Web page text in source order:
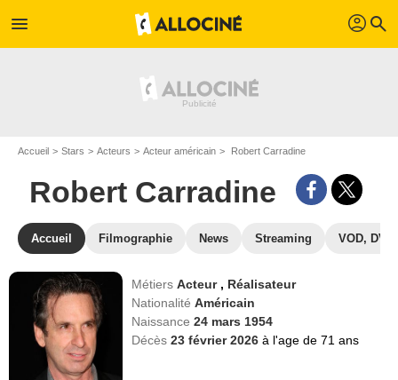
menu profil search
Accueil Stars Acteurs Acteur américain Robert Carradine
Robert Carradine
Accueil Filmographie News Streaming VOD, DVD
MétiersActeur , Réalisateur
NationalitéAméricain
Naissance24 mars 1954
Décès23 février 2026à l'age de 71 ans